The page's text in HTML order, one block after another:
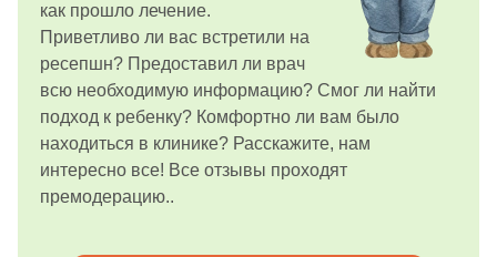
как прошло лечение.
Приветливо ли вас встретили на
ресепшн? Предоставил ли врач
всю необходимую информацию? Смог ли найти
подход к ребенку? Комфортно ли вам было
находиться в клинике? Расскажите, нам
интересно все! Все отзывы проходят
премодерацию..